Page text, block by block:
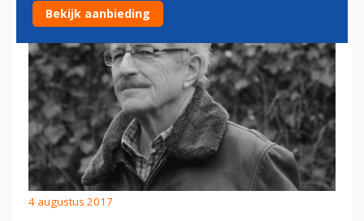
4 augustus 2017
Bekijk aanbieding